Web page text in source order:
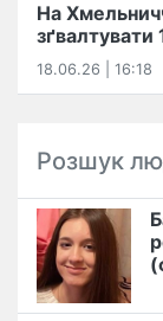
На
зґвалтувати
18.06.26 | 16:18
Розшук